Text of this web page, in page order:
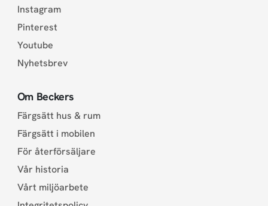
Instagram
Pinterest
Youtube
Nyhetsbrev
Om Beckers
Färgsätt hus & rum
Färgsätt i mobilen
För återförsäljare
Vår historia
Vårt miljöarbete